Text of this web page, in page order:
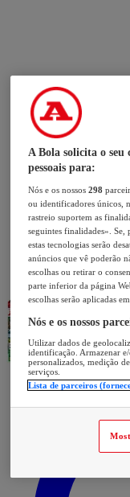
A Bola solicita o seu
pessoais para:
Nós e os nossos298
ou identificadores únicos,
rastreio suportem as
seguintes finalidades».
estas tecnologias serão
anúncios que vê poderão
escolhas ou retirar o
parte inferior da página
escolhas serão aplicadas
Nós e os nossos
Utilizar dados de
identificação. Armazenar
personalizados, medição
serviços.
Lista de parceiros